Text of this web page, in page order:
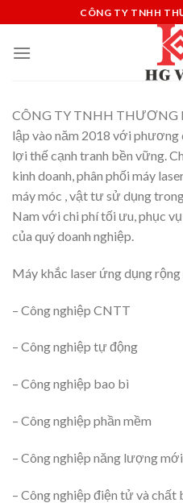
to
content
CÔNG TY TNHH
CÔNG TY TNHH THƯƠNG
lập vào năm 2018 với phương
lợi thế cạnh tranh bền vững.
kinh doanh, phân phối máy
máy móc , vật tư sử dụng
Nam với chi phí tối ưu, phục
của quý doanh nghiệp.
Máy khắc laser ứng dụng
– Công nghiệp CNTT
– Công nghiệp tự động
– Công nghiệp bao bì
– Công nghiệp phần mềm
– Công nghiệp năng lượng mới
– Công nghiệp điện tử và chất